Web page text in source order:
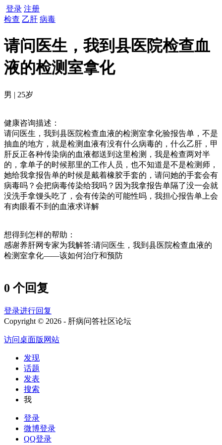
登录 注册
检查 乙肝 病毒
请问医生，我到县医院检查血
液的检测室拿化
男 | 25岁
健康咨询描述：
请问医生，我到县医院检查血液的检测室拿化验报告单，不是
抽血的地方，就是检测血液有没有什么病毒的，什么乙肝，甲
肝反正各种传染病的血液都送到这里检测，我是检查两对半
的，拿单子的时候那里的工作人员，也不知道是不是检测师，
她给我拿报告单的时候是戴着橡胶手套的，请问她的手套会有
病毒吗？会把病毒传染给我吗？因为我拿报告单隔了没一会就
没洗手拿馒头吃了，会有传染的可能性吗，我担心报告单上会
有肉眼看不到的血液求详解
想得到怎样的帮助：
感谢养肝网专家为我解答:请问医生，我到县医院检查血液的
检测室拿化——该如何治疗和预防
0 个回复
登录进行回复
Copyright © 2026 - 肝病问答社区论坛
访问桌面版网站
发现
话题
发表
搜索
我
登录
微博登录
QQ登录